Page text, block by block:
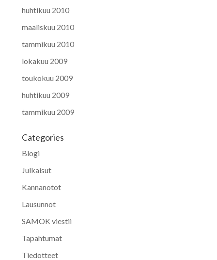
huhtikuu 2010
maaliskuu 2010
tammikuu 2010
lokakuu 2009
toukokuu 2009
huhtikuu 2009
tammikuu 2009
Categories
Blogi
Julkaisut
Kannanotot
Lausunnot
SAMOK viestii
Tapahtumat
Tiedotteet